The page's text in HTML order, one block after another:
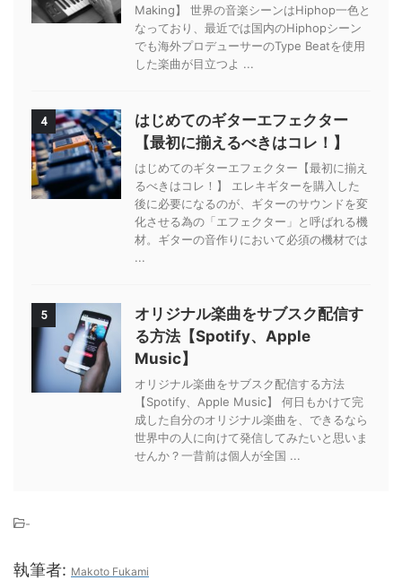
Making】 世界の音楽シーンはHiphop一色と
なっており、最近では国内のHiphopシーン
でも海外プロデューサーのType Beatを使用
した楽曲が目立つよ ...
4
はじめてのギターエフェクター
【最初に揃えるべきはコレ！】
はじめてのギターエフェクター【最初に揃え
るべきはコレ！】 エレキギターを購入した
後に必要になるのが、ギターのサウンドを変
化させる為の「エフェクター」と呼ばれる機
材。ギターの音作りにおいて必須の機材では
...
5
オリジナル楽曲をサブスク配信す
る方法【Spotify、Apple
Music】
オリジナル楽曲をサブスク配信する方法
【Spotify、Apple Music】 何日もかけて完
成した自分のオリジナル楽曲を、できるなら
世界中の人に向けて発信してみたいと思いま
せんか？一昔前は個人が全国 ...
-
執筆者: Makoto Fukami